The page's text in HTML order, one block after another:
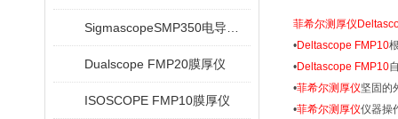
Dualscope FMP20膜厚仪
ISOSCOPE FMP10膜厚仪
菲希尔测厚仪
•Deltascope FMP10
•Deltascope FMP10
•菲希尔测厚仪坚固的
•菲希尔测厚仪仪器操